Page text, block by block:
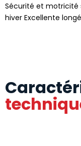
Sécurité et motricité
hiver Excellente